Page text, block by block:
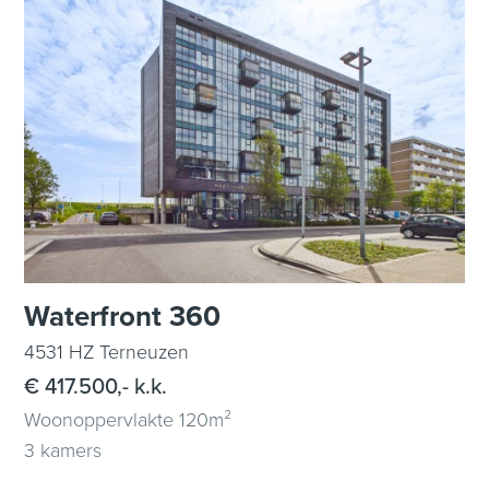
Waterfront 360
4531 HZ Terneuzen
€ 417.500,- k.k.
Woonoppervlakte 120m²
3 kamers